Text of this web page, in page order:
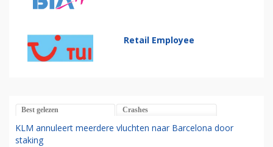
Retail Employee
Best gelezen Crashes
KLM annuleert meerdere vluchten naar Barcelona door
staking